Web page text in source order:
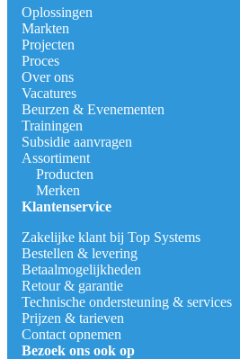
Oplossingen
Markten
Projecten
Proces
Over ons
Vacatures
Beurzen & Evenementen
Trainingen
Subsidie aanvragen
Assortiment
Producten
Merken
Klantenservice
Zakelijke klant bij Top Systems
Bestellen & levering
Betaalmogelijkheden
Retour & garantie
Technische ondersteuning & services
Prijzen & tarieven
Contact opnemen
Bezoek ons ook op